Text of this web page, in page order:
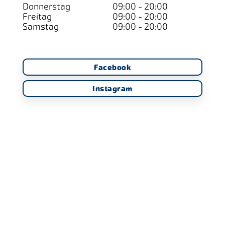
Donnerstag
09:00 - 20:00
Freitag
09:00 - 20:00
Samstag
09:00 - 20:00
Facebook
Instagram